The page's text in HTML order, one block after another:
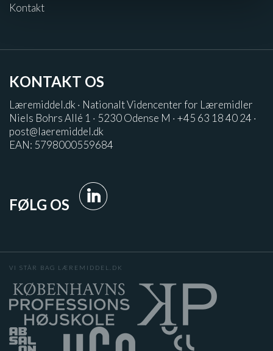
Kontakt
KONTAKT OS
Læremiddel.dk · Nationalt Videncenter for Læremidler
Niels Bohrs Allé 1 · 5230 Odense M · +45 63 18 40 24 ·
post@laeremiddel.dk
EAN: 5798000559684
FØLG OS
VI STÅR BAG LÆREMIDDEL.DK